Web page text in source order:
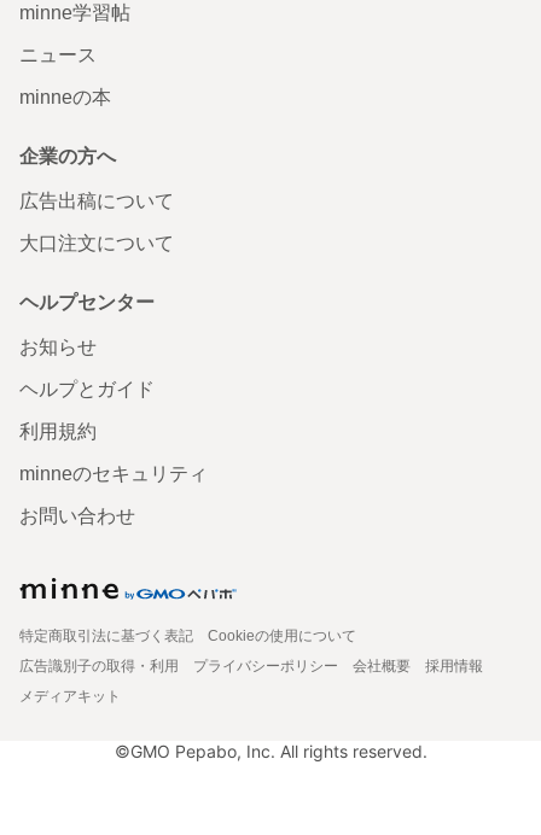
minne学習帖
ニュース
minneの本
企業の方へ
広告出稿について
大口注文について
ヘルプセンター
お知らせ
ヘルプとガイド
利用規約
minneのセキュリティ
お問い合わせ
特定商取引法に基づく表記
Cookieの使用について
広告識別子の取得・利用
プライバシーポリシー 会社概要
採用情報
メディアキット
©GMO Pepabo, Inc. All rights reserved.